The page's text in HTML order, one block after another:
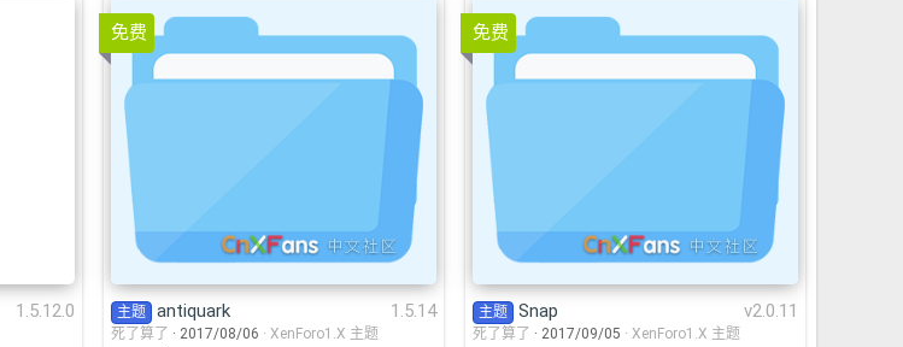
1.5.12.0
1.5.12.0
免费
antiquark 1.5.14
主题 antiquark 1.5.14
死了算了 2017/08/06
XenForo1.X 主题
免费
Snap v2.0.11
主题 Snap v2.0.11
死了算了 2017/09/05
XenForo1.X 主题